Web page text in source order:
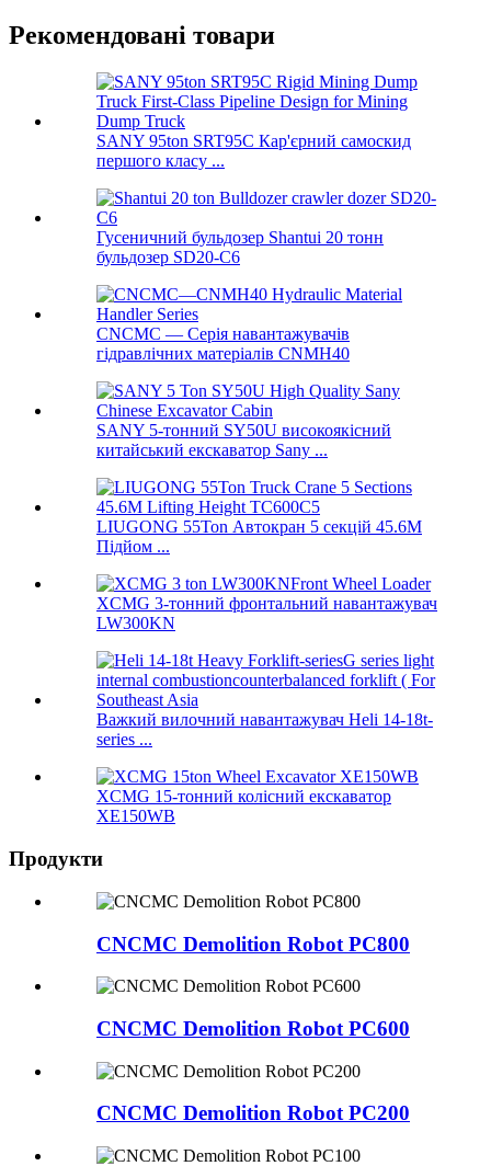
Рекомендовані товари
SANY 95ton SRT95C Кар'єрний самоскид
першого класу ...
Гусеничний бульдозер Shantui 20 тонн
бульдозер SD20-C6
CNCMC — Серія навантажувачів
гідравлічних матеріалів CNMH40
SANY 5-тонний SY50U високоякісний
китайський екскаватор Sany ...
LIUGONG 55Ton Автокран 5 секцій 45.6M
Підйом ...
XCMG 3-тонний фронтальний навантажувач
LW300KN
Важкий вилочний навантажувач Heli 14-18t-
series ...
XCMG 15-тонний колісний екскаватор
XE150WB
Продукти
CNCMC Demolition Robot PC800
CNCMC Demolition Robot PC600
CNCMC Demolition Robot PC200